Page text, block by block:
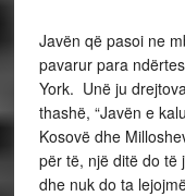
Javën që pasoi ne
pavarur para
York. Unë ju
thashë, “Javën e
Kosovë dhe
për të, një ditë do të
dhe nuk do ta